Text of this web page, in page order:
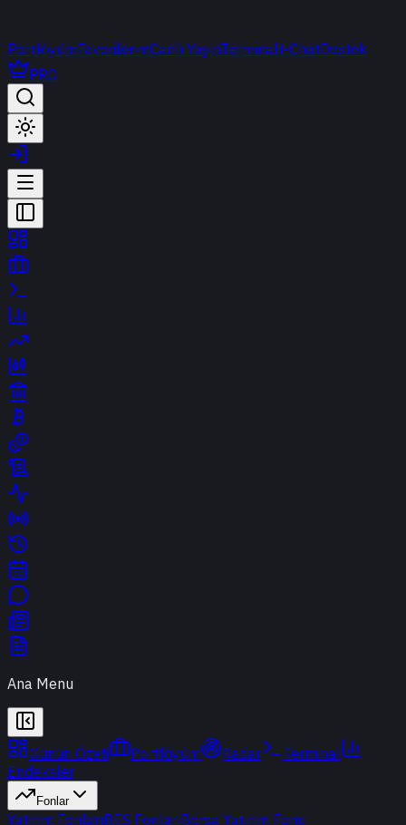
PortföyümFavorilerimCanlı YayınTerminalt-ChatDestek
PRO
Ana Menu
Günün Özeti Portföyüm Radar
Terminal
Endeksler
Fonlar
Yatırım FonlarıBES FonlarıBorsa Yatırım Fonu